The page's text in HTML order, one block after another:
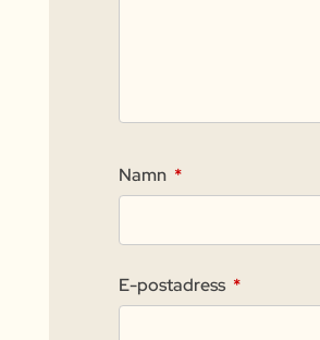
Namn *
E-postadress *